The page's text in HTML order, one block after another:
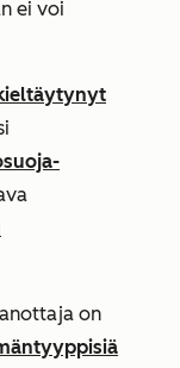
ei voi
on